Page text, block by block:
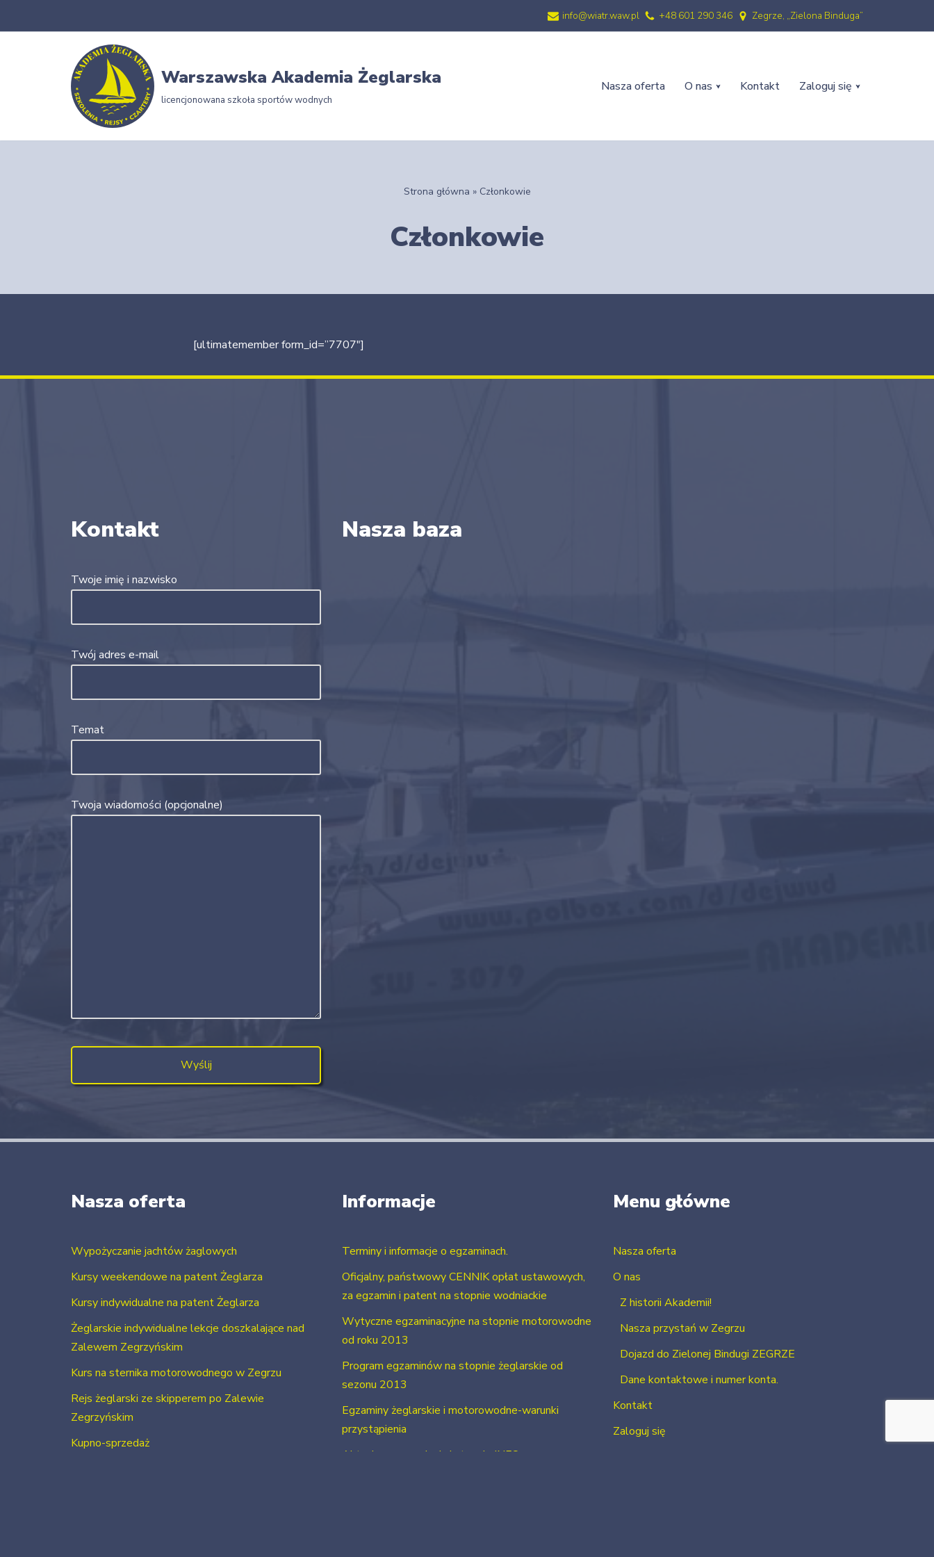
info@wiatr.waw.pl +48 601 290 346 Zegrze, „Zielona Binduga”
Warszawska Akademia Żeglarska
licencjonowana szkoła sportów wodnych
Nasza oferta O nas Kontakt Zaloguj się
Strona główna » Członkowie
Członkowie
[ultimatemember form_id=”7707″]
Kontakt
Twoje imię i nazwisko
Twój adres e-mail
Temat
Twoja wiadomości (opcjonalne)
Nasza baza
Nasza oferta
Wypożyczanie jachtów żaglowych
Kursy weekendowe na patent Żeglarza
Kursy indywidualne na patent Żeglarza
Żeglarskie indywidualne lekcje doszkalające nad
Zalewem Zegrzyńskim
Kurs na sternika motorowodnego w Zegrzu
Rejs żeglarski ze skipperem po Zalewie
Zegrzyńskim
Kupno-sprzedaż
Informacje
Terminy i informacje o egzaminach.
Oficjalny, państwowy CENNIK opłat ustawowych,
za egzamin i patent na stopnie wodniackie
Wytyczne egzaminacyjne na stopnie motorowodne
od roku 2013
Program egzaminów na stopnie żeglarskie od
sezonu 2013
Egzaminy żeglarskie i motorowodne-warunki
przystąpienia
Aktualne uprawnienia i stopnie INFO
Menu główne
Nasza oferta
O nas
Z historii Akademii!
Nasza przystań w Zegrzu
Dojazd do Zielonej Bindugi ZEGRZE
Dane kontaktowe i numer konta.
Kontakt
Zaloguj się